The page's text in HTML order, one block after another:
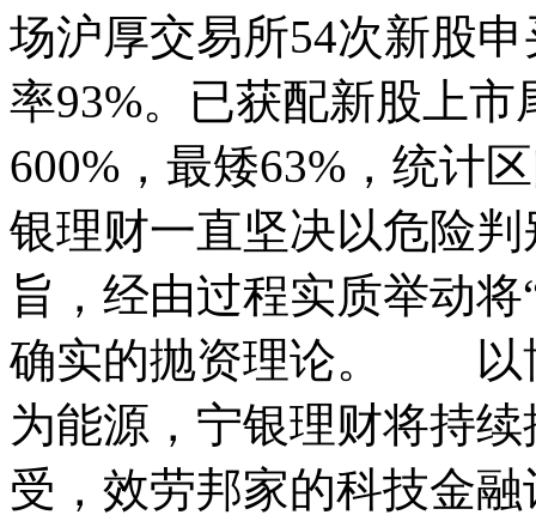
场沪厚交易所54次新股
率93%。已获配新股上
600%，最矮63%，统计
银理财一直坚决以危险
旨，经由过程实质举动
确实的抛资理论。 以
为能源，宁银理财将持
受，效劳邦家的科技金